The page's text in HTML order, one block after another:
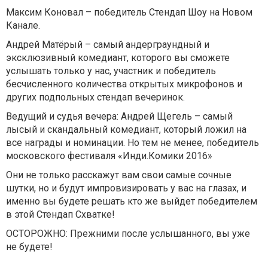
Максим Коновал – победитель Стендап Шоу на Новом
Канале.
Андрей Матёрый – самый андерграундный и
эксклюзивный комедиант, которого вы сможете
услышать только у нас, участник и победитель
бесчисленного количества открытых микрофонов и
других подпольных стендап вечеринок.
Ведущий и судья вечера: Андрей Щегель – самый
лысый и скандальный комедиант, который ложил на
все награды и номинации. Но тем не менее, победитель
московского фестиваля «Инди.Комики 2016»
Они не только расскажут вам свои самые сочные
шутки, но и будут импровизировать у вас на глазах, и
именно вы будете решать кто же выйдет победителем
в этой Стендап Схватке!
ОСТОРОЖНО: Прежними после услышанного, вы уже
не будете!